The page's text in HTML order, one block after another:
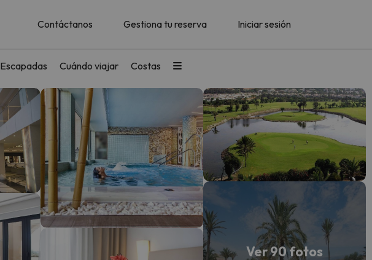
Contáctanos Gestiona tu reserva Iniciar sesión
Escapadas Cuándo viajar Costas
Ver 90 fotos